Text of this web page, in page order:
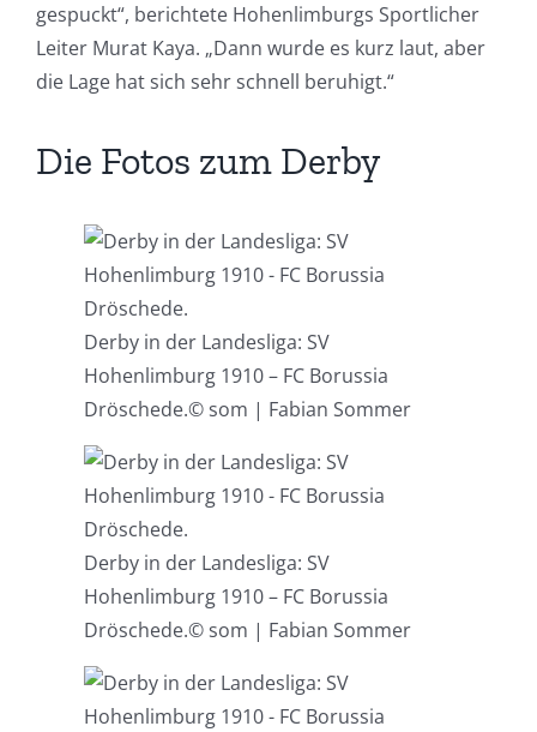
gespuckt“, berichtete Hohenlimburgs Sportlicher
Leiter Murat Kaya. „Dann wurde es kurz laut, aber
die Lage hat sich sehr schnell beruhigt.“
Die Fotos zum Derby
Derby in der Landesliga: SV
Hohenlimburg 1910 – FC Borussia
Dröschede.© som | Fabian Sommer
Derby in der Landesliga: SV
Hohenlimburg 1910 – FC Borussia
Dröschede.© som | Fabian Sommer